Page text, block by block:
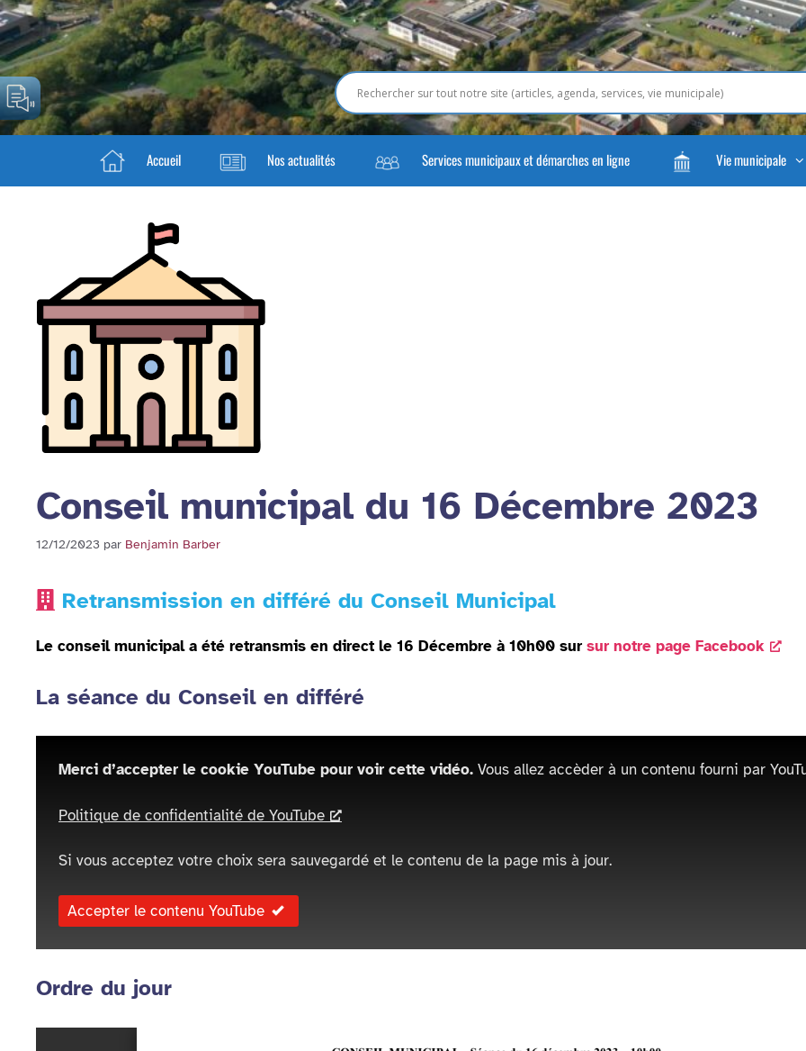
Accueil Nos actualités Services municipaux et démarches en ligne Vie municipale
Conseil municipal du 16 Décembre 2023
12/12/2023 par Benjamin Barber
Retransmission en différé du Conseil Municipal
Le conseil municipal a été retransmis en direct le 16 Décembre à 10h00 sur sur notre page Facebook
La séance du Conseil en différé
Merci d’accepter le cookie YouTube pour voir cette vidéo. Vous allez accèder à un contenu fourni par
Politique de confidentialité de YouTube
Si vous acceptez votre choix sera sauvegardé et le contenu de la page mis à jour.
Accepter le contenu YouTube
Ordre du jour